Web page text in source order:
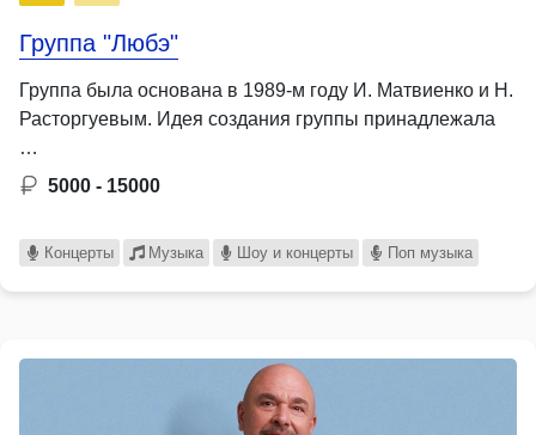
Группа "Любэ"
Группа была основана в 1989-м году И. Матвиенко и Н.
Расторгуевым. Идея создания группы принадлежала
…
5000 - 15000
Концерты Музыка Шоу и концерты Поп музыка